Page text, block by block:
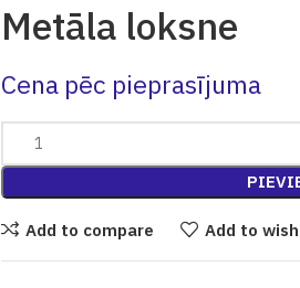
Metāla loksne
Cena pēc pieprasījuma
Add to compare Add to